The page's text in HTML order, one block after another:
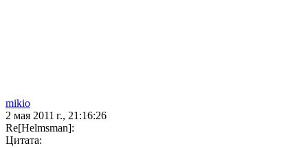
mikio
2 мая 2011 г., 21:16:26
Re[Helmsman]:
Цитата: